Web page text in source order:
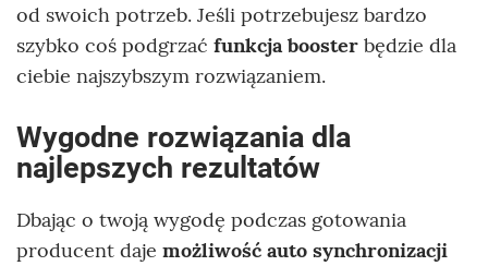
od swoich potrzeb. Jeśli potrzebujesz bardzo
szybko coś podgrzać funkcja booster będzie dla
ciebie najszybszym rozwiązaniem.
Wygodne rozwiązania dla
najlepszych rezultatów
Dbając o twoją wygodę podczas gotowania
producent daje możliwość auto synchronizacji